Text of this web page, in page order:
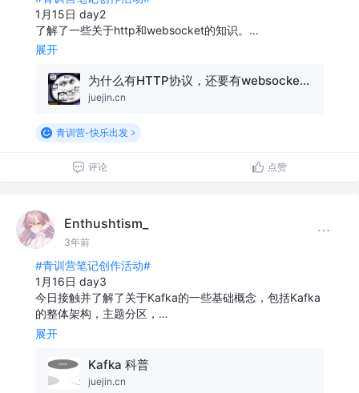
1月15日 day2
了解了一些关于http和websocket的知识。…
展开
为什么有HTTP协议，还要有websocket协议？
juejin.cn
青训营-快乐出发
评论 点赞
Enthushtism_
3年前
#青训营笔记创作活动#
1月16日 day3
今日接触并了解了关于Kafka的一些基础概念，包括Kafka
的整体架构，主题分区，…
展开
Kafka 科普
juejin.cn